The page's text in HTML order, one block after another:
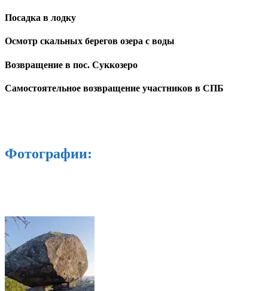
Посадка в лодку
Осмотр скальных берегов озера с воды
Возвращение в пос. Суккозеро
Самостоятельное возвращение участников в СПБ
Фотографии: